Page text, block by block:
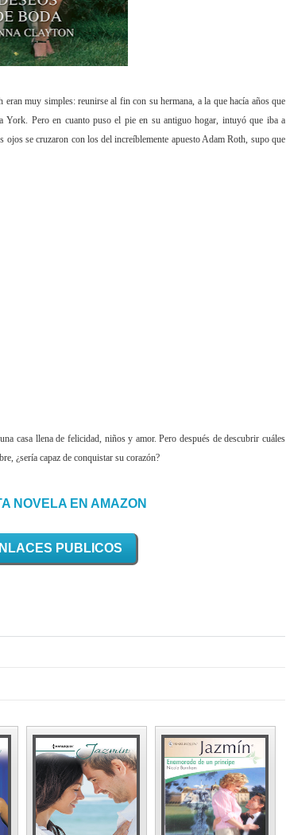
muy simples: reunirse al fin con su hermana, a la que hacía años que
York. Pero en cuanto puso el pie en su antiguo hogar, intuyó que iba a
ojos se cruzaron con los del increíblemente apuesto Adam Roth, supo que
casa llena de felicidad, niños y amor. Pero después de descubrir cuáles
¿sería capaz de conquistar su corazón?
NOVELA EN AMAZON
PUBLICOS